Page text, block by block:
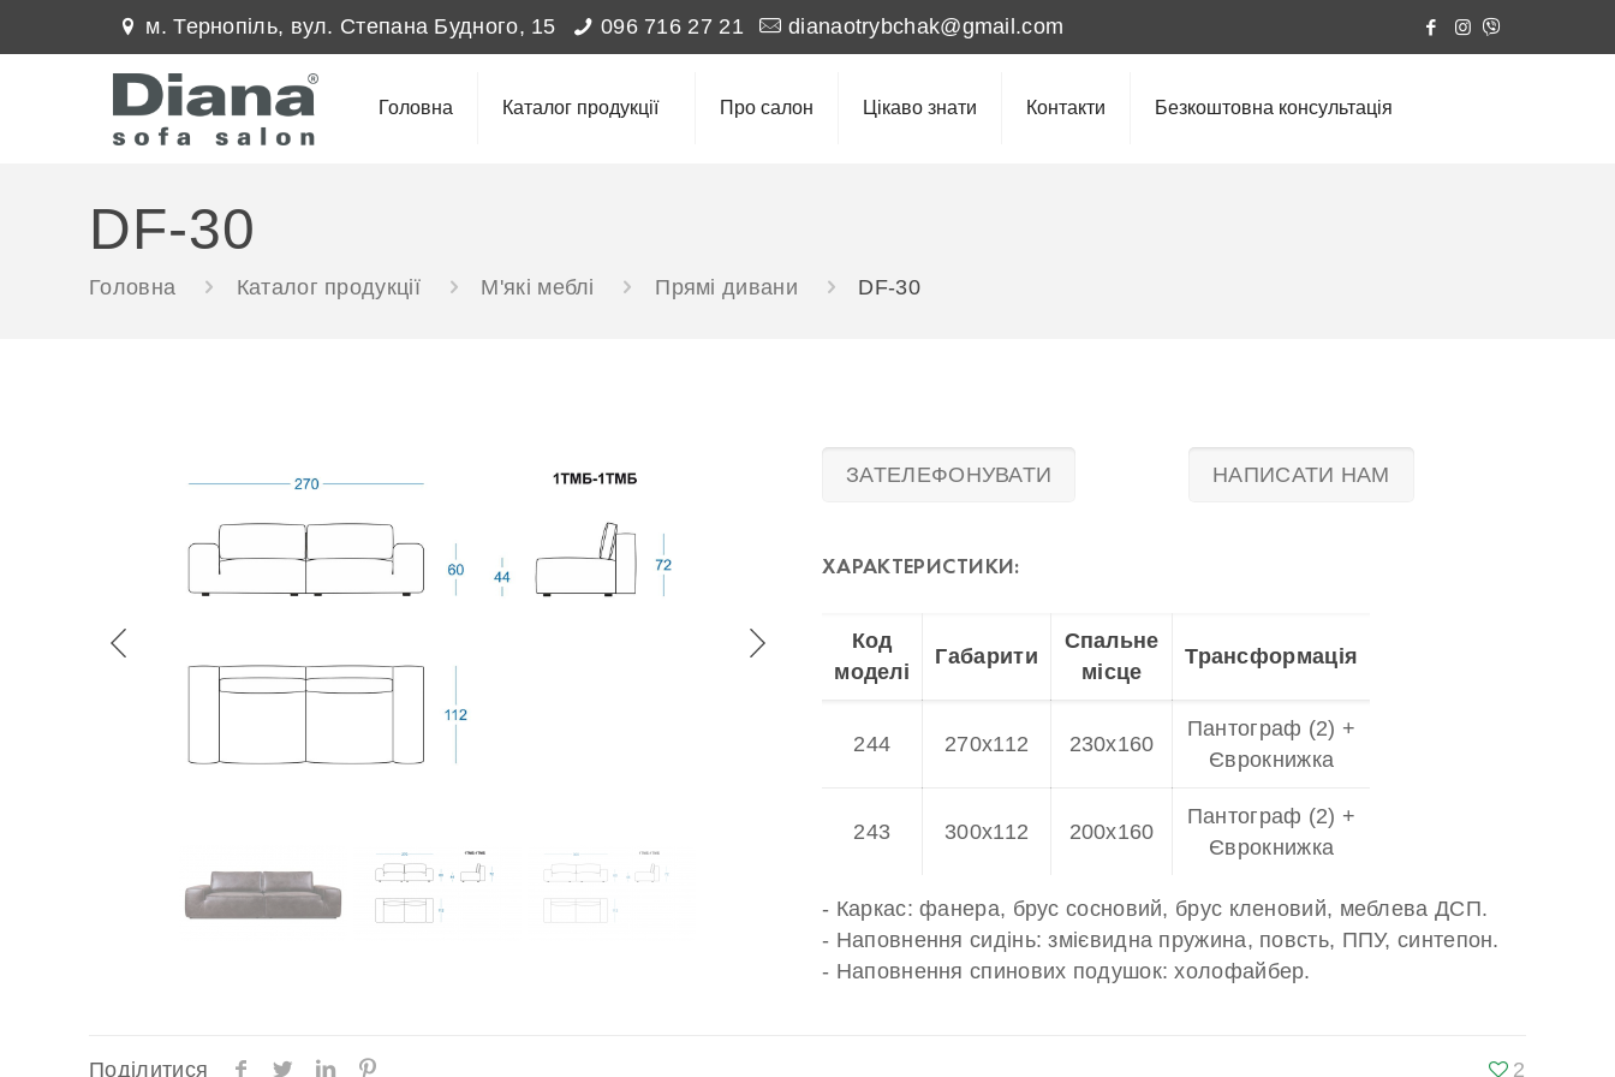
м. Тернопіль, вул. Степана Будного, 15 096 716 27 21 dianaotrybchak@gmail.com
Головна Каталог продукції Про салон Цікаво знати Контакти Безкоштовна консультація
DF-30
Головна Каталог продукції М'які меблі Прямі дивани DF-30
ЗАТЕЛЕФОНУВАТИ НАПИСАТИ НАМ
ХАРАКТЕРИСТИКИ:
Код
моделі
Габарити
Спальне
місце
Трансформація
244 270х112 230х160
Пантограф (2) +
Єврокнижка
243 300х112 200х160
Пантограф (2) +
Єврокнижка
- Каркас: фанера, брус сосновий, брус кленовий, меблева ДСП.
- Наповнення сидінь: змієвидна пружина, повсть, ППУ, синтепон.
- Наповнення спинових подушок: холофайбер.
Поділитися 2